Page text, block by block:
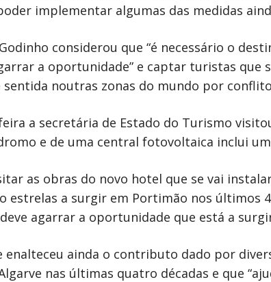
implementar algumas das medidas
considerou que “é necessário o
a oportunidade” e captar turistas que
sentida noutras zonas do mundo por
a secretária de Estado do Turismo
e de uma central fotovoltaica inclui
as obras do novo hotel que se vai
estrelas a surgir em Portimão nos últimos
agarrar a oportunidade que está a
enalteceu ainda o contributo dado por
nas últimas quatro décadas e que